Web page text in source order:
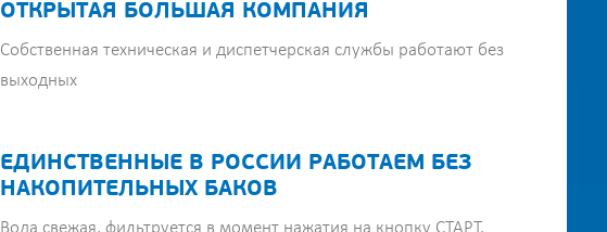
ОТКРЫТАЯ БОЛЬШАЯ КОМПАНИЯ
Собственная техническая и диспетчерская службы работают без
выходных
ЕДИНСТВЕННЫЕ В РОССИИ РАБОТАЕМ БЕЗ
НАКОПИТЕЛЬНЫХ БАКОВ
Вода свежая, фильтруется в момент нажатия на кнопку СТАРТ.